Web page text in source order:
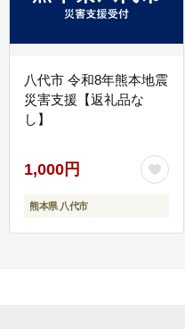
八代市 令和8年熊本地震
災害支援【返礼品な
し】
1,000円
熊本県 八代市